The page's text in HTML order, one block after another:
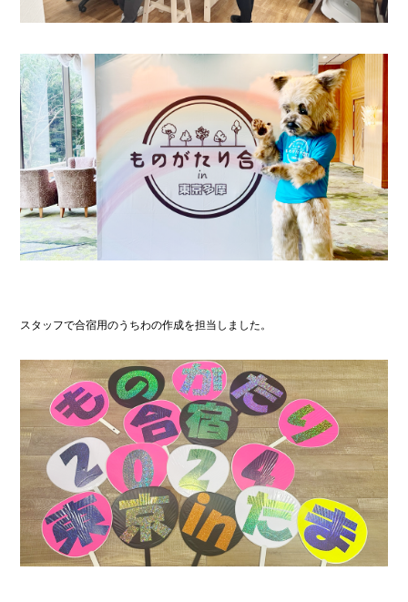
スタッフで合宿用のうちわの作成を担当しました。